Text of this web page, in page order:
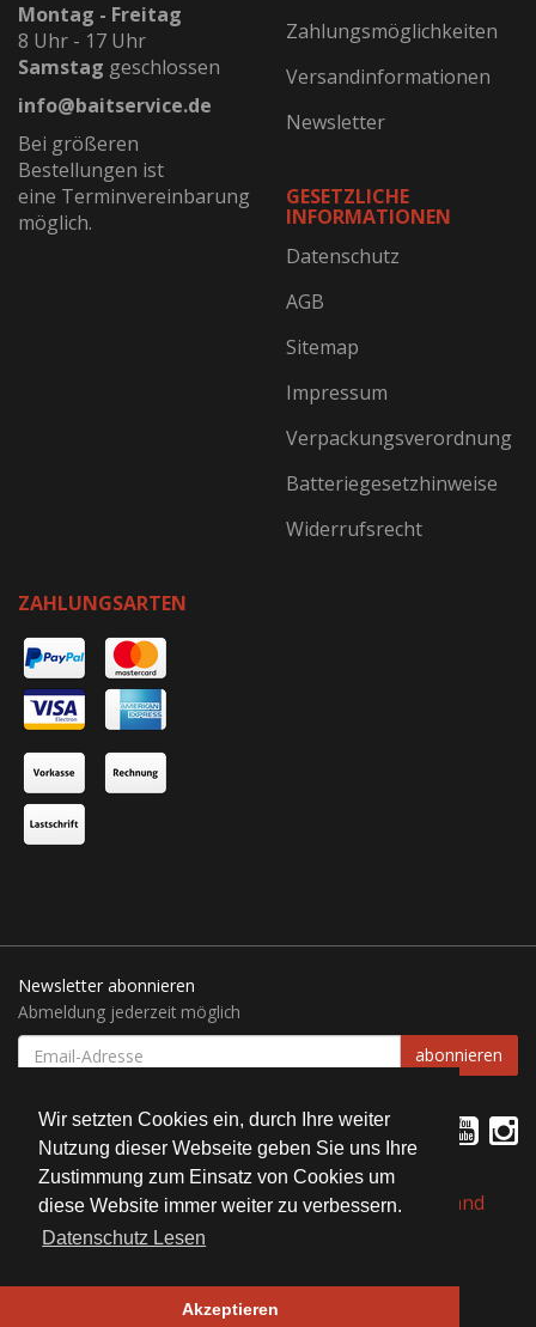
Wir setzten Cookies ein, durch Ihre weiter
Nutzung dieser Webseite geben Sie uns Ihre
Zustimmung zum Einsatz von Cookies um
diese Website immer weiter zu verbessern.
Datenschutz Lesen
Akzeptieren
Montag - Freitag
8 Uhr - 17 Uhr
Samstag geschlossen
info@baitservice.de
Bei größeren
Bestellungen ist
eine Terminvereinbarung
möglich.
Zahlungsmöglichkeiten
Versandinformationen
Newsletter
GESETZLICHE
INFORMATIONEN
Datenschutz
AGB
Sitemap
Impressum
Verpackungsverordnung
Batteriegesetzhinweise
Widerrufsrecht
ZAHLUNGSARTEN
Newsletter abonnieren
Abmeldung jederzeit möglich
EMAIL-
ADRESSE
abonnieren
*Alle Preise inkl. gesetzlicher USt., zzgl. Versand
Alle Rechte vorbehalten
JTL-Shop| Design by ©